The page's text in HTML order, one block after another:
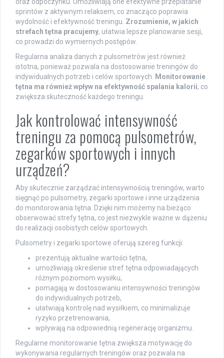
sprintów z aktywnym relaksem, co znacząco poprawia
wydolność i efektywność treningu. Zrozumienie, w jakich
strefach tętna pracujemy, ułatwia lepsze planowanie sesji,
co prowadzi do wymiernych postępów.
Regularna analiza danych z pulsometrów jest również
istotna, ponieważ pozwala na dostosowanie treningów do
indywidualnych potrzeb i celów sportowych. Monitorowanie
tętna ma również wpływ na efektywność spalania kalorii, co
zwiększa skuteczność każdego treningu.
Jak kontrolować intensywność
treningu za pomocą pulsometrów,
zegarków sportowych i innych
urządzeń?
Aby skutecznie zarządzać intensywnością treningów, warto
sięgnąć po pulsometry, zegarki sportowe i inne urządzenia
do monitorowania tętna. Dzięki nim możemy na bieżąco
obserwować strefy tętna, co jest niezwykle ważne w dążeniu
do realizacji osobistych celów sportowych.
Pulsometry i zegarki sportowe oferują szereg funkcji:
prezentują aktualne wartości tętna,
umożliwiają określenie stref tętna odpowiadających
różnym poziomom wysiłku,
pomagają w dostosowaniu intensywności treningów
do indywidualnych potrzeb,
ułatwiają kontrolę nad wysiłkiem, co minimalizuje
ryzyko przetrenowania,
wpływają na odpowiednią regenerację organizmu.
Regularne monitorowanie tętna zwiększa motywację do
wykonywania regularnych treningów oraz pozwala na